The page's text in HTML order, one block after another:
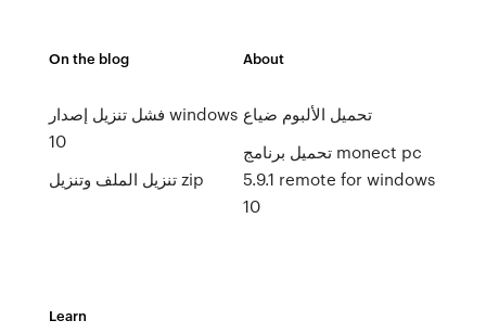
On the blog
فشل تنزيل إصدار windows
10
تنزيل الملف وتنزيل zip
About
تحميل الألبوم ضياع
تحميل برنامج monect pc
5.9.1 remote for windows
10
Learn